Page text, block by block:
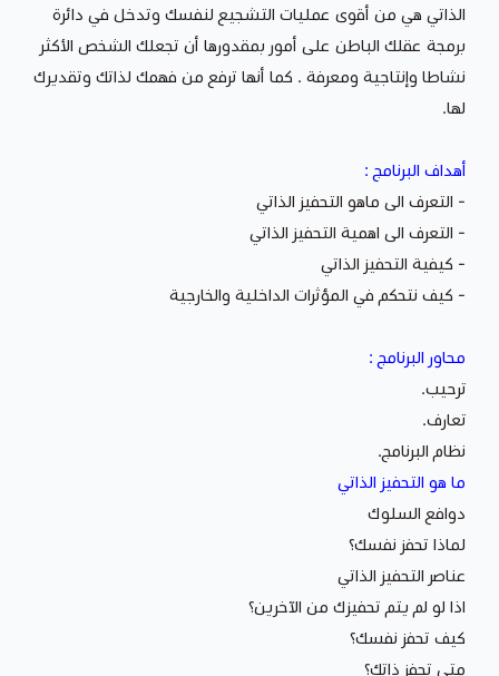
الذاتي هي من أقوى عمليات التشجيع لنفسك وتدخل في دائرة
برمجة عقلك الباطن على أمور بمقدورها أن تجعلك الشخص الأكثر
نشاطا وإنتاجية ومعرفة . كما أنها ترفع من فهمك لذاتك وتقديرك
لها.
أهداف البرنامج :
- التعرف الى ماهو التحفيز الذاتي
- التعرف الى اهمية التحفيز الذاتي
- كيفية التحفيز الذاتي
- كيف نتحكم في المؤثرات الداخلية والخارجية
محاور البرنامج :
ترحيب.
تعارف.
نظام البرنامج.
ما هو التحفيز الذاتي
دوافع السلوك
لماذا تحفز نفسك؟
عناصر التحفيز الذاتي
اذا لو لم يتم تحفيزك من الآخرين؟
كيف تحفز نفسك؟
متى تحفز ذاتك؟